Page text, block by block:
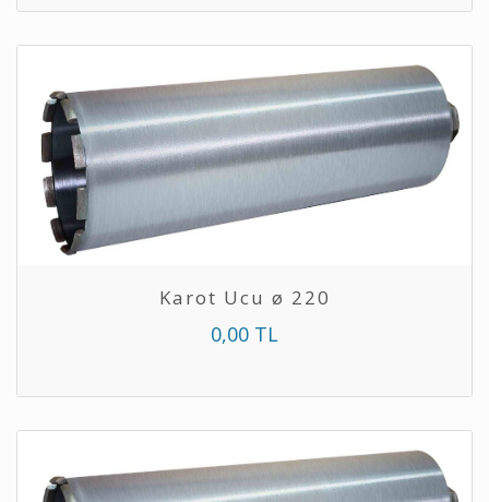
Karot Ucu ø 220
0,00 TL